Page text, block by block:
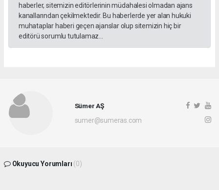
haberler, sitemizin editörlerinin müdahalesi olmadan ajans
kanallarından çekilmektedir. Bu haberlerde yer alan hukuki
muhataplar haberi geçen ajanslar olup sitemizin hiç bir
editörü sorumlu tutulamaz...
Sümer AŞ
sumer@sumeras.com
Okuyucu Yorumları (0)